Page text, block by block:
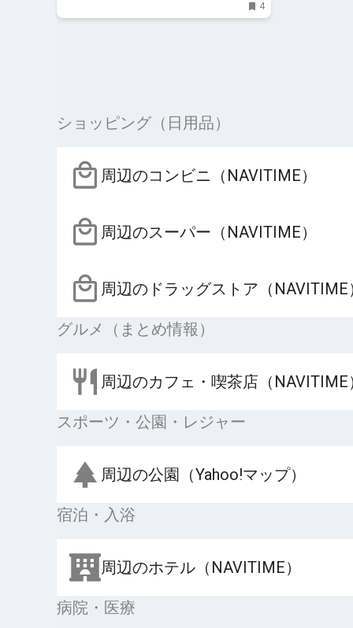
4
ショッピング（日用品）
周辺のコンビニ（NAVITIME）
周辺のスーパー（NAVITIME）
周辺のドラッグストア（NAVITIME
グルメ（まとめ情報）
周辺のカフェ・喫茶店（NAVITIME
スポーツ・公園・レジャー
周辺の公園（Yahoo!マップ）
宿泊・入浴
周辺のホテル（NAVITIME）
病院・医療